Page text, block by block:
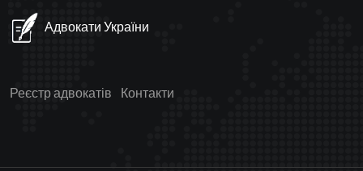
Адвокати України
Реєстр адвокатів Контакти